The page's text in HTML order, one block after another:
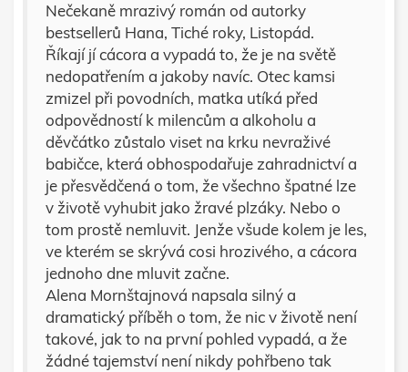
Nečekaně mrazivý román od autorky
bestsellerů Hana, Tiché roky, Listopád.
Říkají jí cácora a vypadá to, že je na světě
nedopatřením a jakoby navíc. Otec kamsi
zmizel při povodních, matka utíká před
odpovědností k milencům a alkoholu a
děvčátko zůstalo viset na krku nevraživé
babičce, která obhospodařuje zahradnictví a
je přesvědčená o tom, že všechno špatné lze
v životě vyhubit jako žravé plzáky. Nebo o
tom prostě nemluvit. Jenže všude kolem je les,
ve kterém se skrývá cosi hrozivého, a cácora
jednoho dne mluvit začne.
Alena Mornštajnová napsala silný a
dramatický příběh o tom, že nic v životě není
takové, jak to na první pohled vypadá, a že
žádné tajemství není nikdy pohřbeno tak